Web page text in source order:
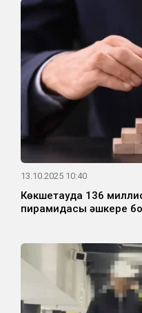
13.10.2025 10:40
Көкшетауда 136
пирамидасы әшкере